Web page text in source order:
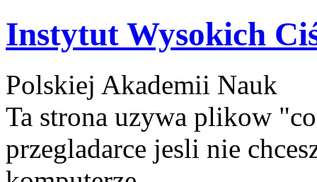
Instytut Wysokich
Polskiej Akademii Nauk
Ta strona uzywa plikow
przegladarce jesli nie